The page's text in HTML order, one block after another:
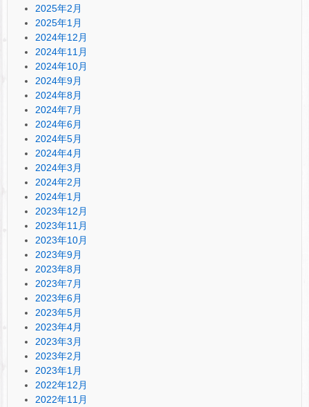
2025年2月
2025年1月
2024年12月
2024年11月
2024年10月
2024年9月
2024年8月
2024年7月
2024年6月
2024年5月
2024年4月
2024年3月
2024年2月
2024年1月
2023年12月
2023年11月
2023年10月
2023年9月
2023年8月
2023年7月
2023年6月
2023年5月
2023年4月
2023年3月
2023年2月
2023年1月
2022年12月
2022年11月